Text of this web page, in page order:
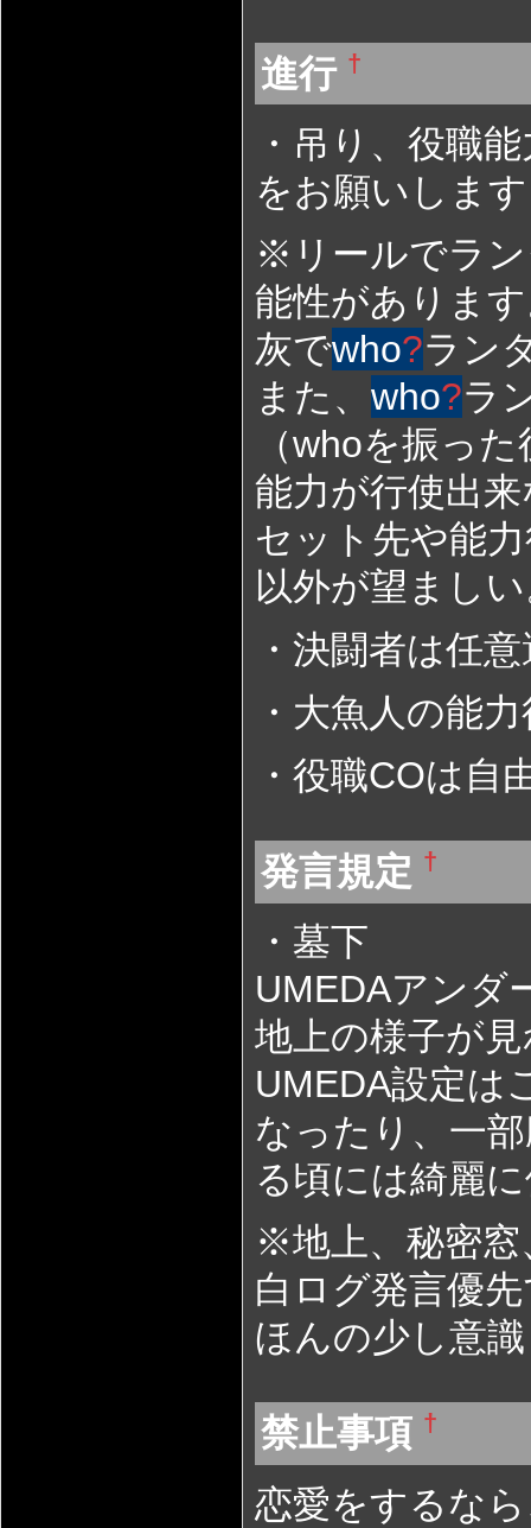
進行 †
・吊り、役職
をお願いしま
※リールでラ
能性がありま
灰でwho?ラン
また、 who?ラ
（whoを振っ
能力が行使出
セット先や能
以外が望まし
・決闘者は任
・大魚人の能
・役職COは自
発言規定 †
・墓下
UMEDAアンダ
地上の様子が
UMEDA設定は
なったり、一
る頃には綺麗
※地上、秘密窓
白ログ発言優
ほんの少し意
禁止事項 †
恋愛をするな